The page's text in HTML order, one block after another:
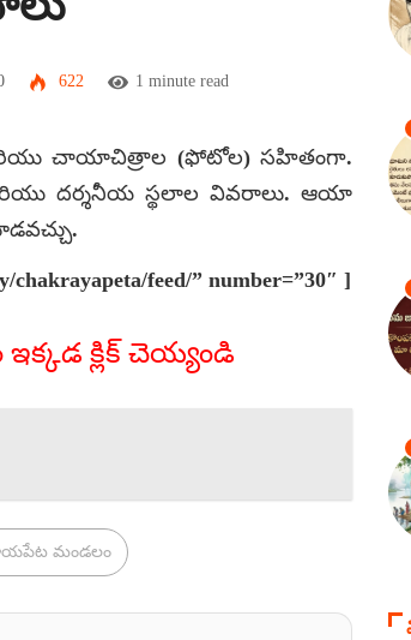
622 1 minute read
చాయాచిత్రాల (ఫోటోల) సహితంగా.
మరియు దర్శనీయ స్థలాల వివరాలు. ఆయా
feed/” number=”30″ ]
క్లిక్ చెయ్యండి
మండలం